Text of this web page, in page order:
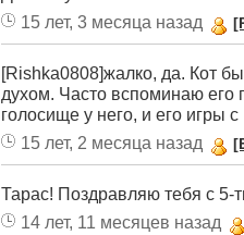
15 лет, 3 месяца назад
[Rishka0808]жалко, да. Кот
духом. Часто вспоминаю его
голосище у него, и его игры
15 лет, 2 месяца назад
Тарас! Поздравляю тебя с 5-
14 лет, 11 месяцев назад